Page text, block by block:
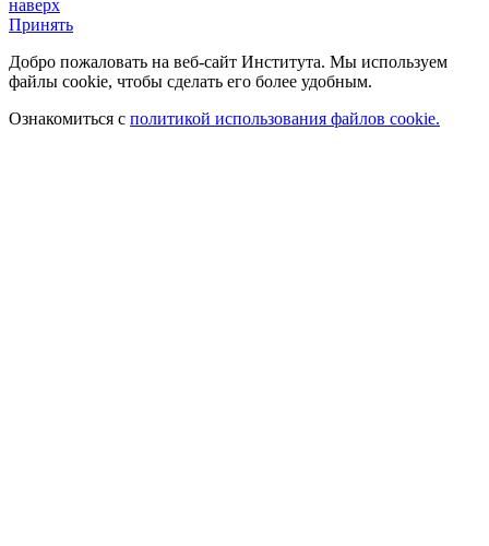
наверх
Принять
Добро пожаловать на веб-сайт Института. Мы используем
файлы cookie, чтобы сделать его более удобным.
Ознакомиться с политикой использования файлов cookie.